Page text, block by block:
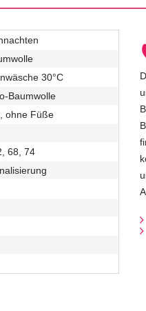
30°C
Baumwolle
ohne Füße
68, 74